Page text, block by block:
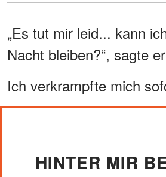
„Es tut mir leid... kann
Nacht bleiben?“, sagte
Ich verkrampfte mich
HINTER MIR